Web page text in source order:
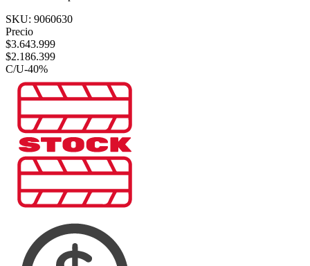
SKU: 9060630
Precio
$3.643.999
$2.186.399
C/U-40%